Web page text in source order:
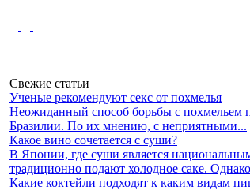
Свежие статьи
Ученые рекомендуют секс от похмелья
Неожиданный способ борьбы с похмельем
Бразилии. По их мнению, с неприятными...
Какое вино сочетается с суши?
В Японии, где суши является
традиционно подают холодное саке.
Какие коктейли подходят к каким видам